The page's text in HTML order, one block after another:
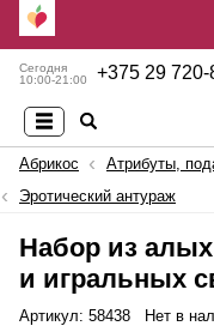
Сегодня
10:00-21:00
+375 29 720-
Абрикос Атрибуты,
Эротический антураж
Набор из
и игральных
Артикул: 58438 Нет в